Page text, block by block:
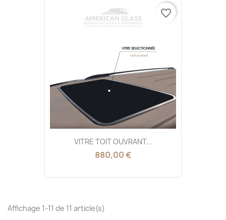
VITRE TOIT OUVRANT...
880,00 €
favorite_border
Affichage 1-11 de 11 article(s)